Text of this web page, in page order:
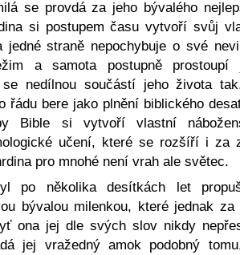
se provdá za jeho bývalého
si postupem času vytvoří svůj
straně nepochybuje o své
a samota postupně prostoupí
nedílnou součástí jeho života
řádu bere jako plnění biblického
Bible si vytvoří vlastní
učení, které se rozšíří i za
pro mnohé není vrah ale světec.
po několika desítkách let
bývalou milenkou, které jednak za
ona jej dle svých slov nikdy
jej vražedný amok podobný